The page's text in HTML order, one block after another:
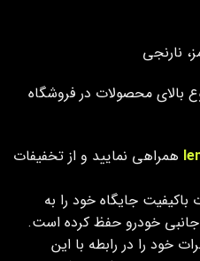
نارنجی
بالای محصولات در فروشگاه
همراهی نمایید و از تخفیفات
باکیفیت جایگاه خود را به
جانبی خودرو حفظ کرده است.
خود را در رابطه با این